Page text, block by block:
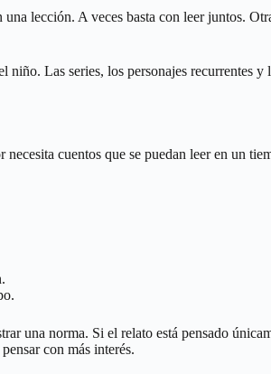
lección. A veces basta con leer juntos.
niño. Las series, los personajes recurrentes
cuentos que se puedan leer en un
una norma. Si el relato está pensado
con más interés.